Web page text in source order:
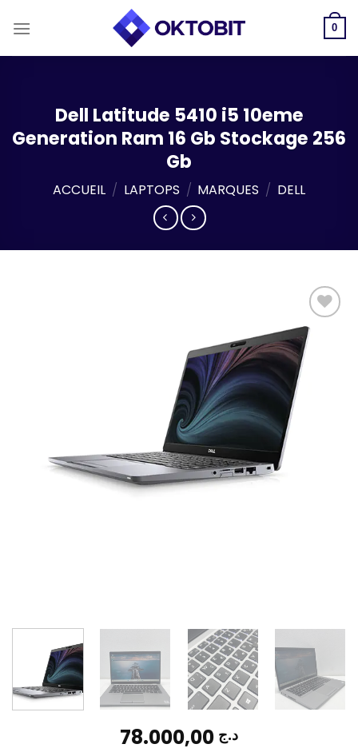
0
Dell Latitude 5410 i5 10eme
Generation Ram 16 Gb Stockage 256
Gb
ACCUEIL / LAPTOPS / MARQUES / DELL
Add to
wishlist
د.ج